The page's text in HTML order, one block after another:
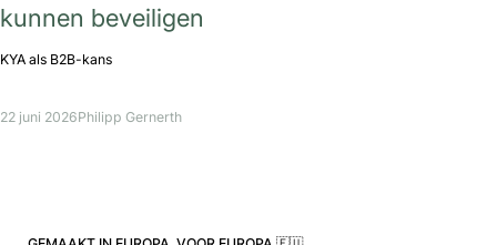
kunnen beveiligen
KYA als B2B-kans
22 juni 2026Philipp Gernerth